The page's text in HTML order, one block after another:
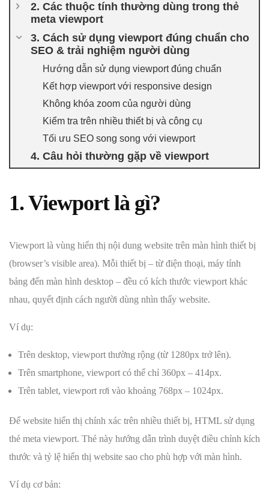
2. Các thuộc tính thường dùng trong thẻ
meta viewport
3. Cách sử dụng viewport đúng chuẩn cho
SEO & trải nghiệm người dùng
Hướng dẫn sử dụng viewport đúng chuẩn
Kết hợp viewport với responsive design
Không khóa zoom của người dùng
Kiểm tra trên nhiều thiết bị và công cụ
Tối ưu SEO song song với viewport
4. Câu hỏi thường gặp về viewport
1. Viewport là gì?
Viewport là vùng hiển thị nội dung website trên màn hình thiết bị
(browser’s visible area). Mỗi thiết bị – từ điện thoại, máy tính
bảng đến màn hình desktop – đều có kích thước viewport khác
nhau, quyết định cách người dùng nhìn thấy website.
Ví dụ:
Trên desktop, viewport thường rộng (từ 1280px trở lên).
Trên smartphone, viewport có thể chỉ 360px – 414px.
Trên tablet, viewport rơi vào khoảng 768px – 1024px.
Để website hiển thị chính xác trên nhiều thiết bị, HTML sử dụng
thẻ meta viewport. Thẻ này hướng dẫn trình duyệt điều chỉnh kích
thước và tỷ lệ hiển thị website sao cho phù hợp với màn hình.
Ví dụ cơ bản: